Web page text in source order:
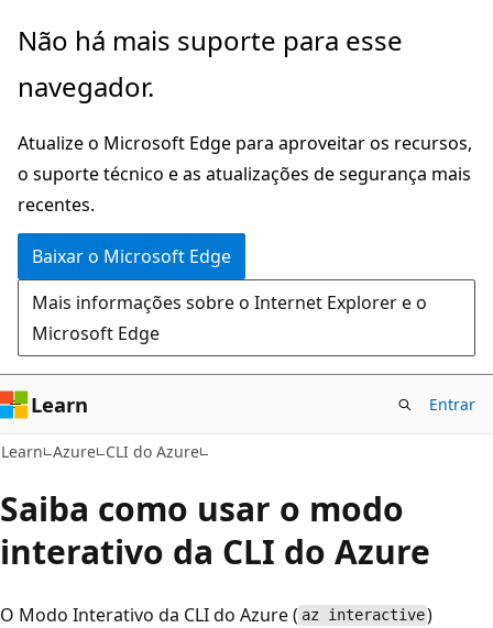
Pular
o
principal
Não há mais suporte para esse
navegador.
Atualize o Microsoft Edge para aproveitar os recursos,
o suporte técnico e as atualizações de segurança mais
recentes.
Baixar o Microsoft Edge
Mais informações sobre o Internet Explorer e o
Microsoft Edge
Learn Entrar
Learn Azure CLI do Azure
Saiba como usar o modo
interativo da CLI do Azure
O Modo Interativo da CLI do Azure ( az interactive)